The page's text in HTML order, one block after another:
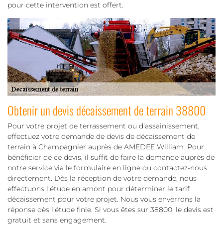
pour cette intervention est offert.
Obtenir un devis décaissement de terrain 38800
Pour votre projet de terrassement ou d’assainissement,
effectuez votre demande de devis de décaissement de
terrain à Champagnier auprès de AMEDEE William. Pour
bénéficier de ce devis, il suffit de faire la demande auprès de
notre service via le formulaire en ligne ou contactez-nous
directement. Dès la réception de votre demande, nous
effectuons l’étude en amont pour déterminer le tarif
décaissement pour votre projet. Nous vous enverrons la
réponse dès l’étude finie. Si vous êtes sur 38800, le devis est
gratuit et sans engagement.